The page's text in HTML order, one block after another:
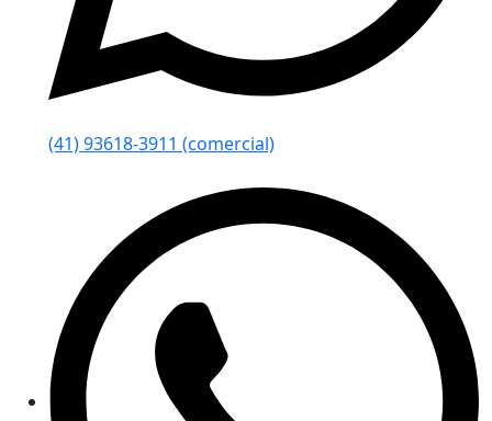
(41) 93618-3911 (comercial)